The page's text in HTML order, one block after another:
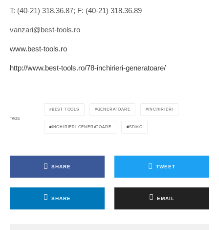
T: (40-21) 318.36.87; F: (40-21) 318.36.89
vanzari@best-tools.ro
www.best-tools.ro
http://www.best-tools.ro/78-inchirieri-generatoare/
TAGS
BEST TOOLS GENERATOARE INCHIRIERI
INCHIRIERI GENERATOARE SDMO
SHARE TWEET
SHARE EMAIL